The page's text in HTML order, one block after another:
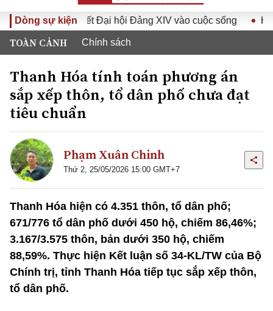
Dòng sự kiện
Nghị quyết Đại hội Đảng XIV vào cuộc sống Hướng tới
TOÀN CẢNH Chính sách
Thanh Hóa tính toán phương án
sắp xếp thôn, tổ dân phố chưa đạt
tiêu chuẩn
Phạm Xuân Chinh
Thứ 2, 25/05/2026 15:00 GMT+7
Thanh Hóa hiện có 4.351 thôn, tổ dân phố;
671/776 tổ dân phố dưới 450 hộ, chiếm 86,46%;
3.167/3.575 thôn, bản dưới 350 hộ, chiếm
88,59%. Thực hiện Kết luận số 34-KL/TW của Bộ
Chính trị, tỉnh Thanh Hóa tiếp tục sắp xếp thôn,
tổ dân phố.